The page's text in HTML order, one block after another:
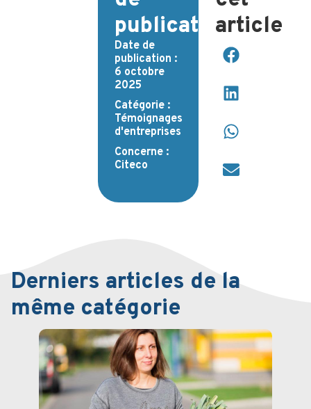
publication
Date de
publication :
6 octobre
2025
Catégorie :
Témoignages
d'entreprises
Concerne :
Citeco
article
Derniers articles de la
même catégorie